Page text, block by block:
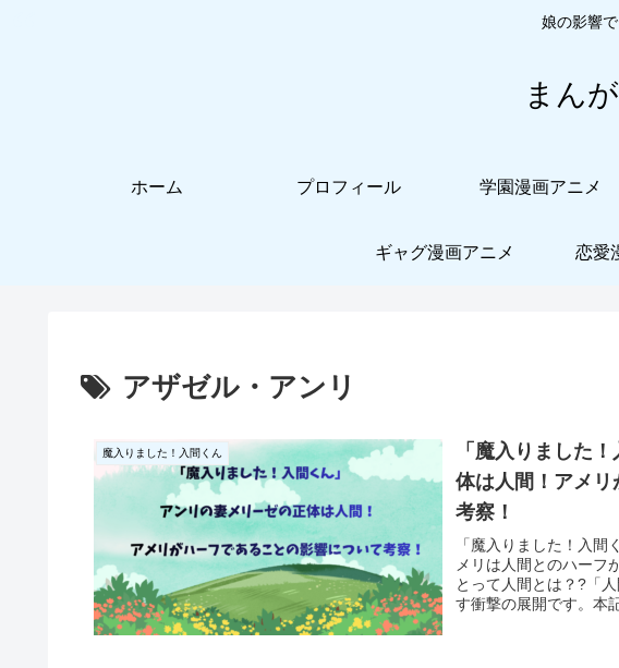
娘の影響
まん
ホーム プロフィール 学園漫画アニメ
ギャグ漫画アニメ 恋愛
アザゼル・アンリ
魔入りました！入間くん
「魔入りました
体は人間！アメ
考察！
「魔入りました！入
メリは人間とのハーフ
とって人間とは？?「
す衝撃の展開です。本